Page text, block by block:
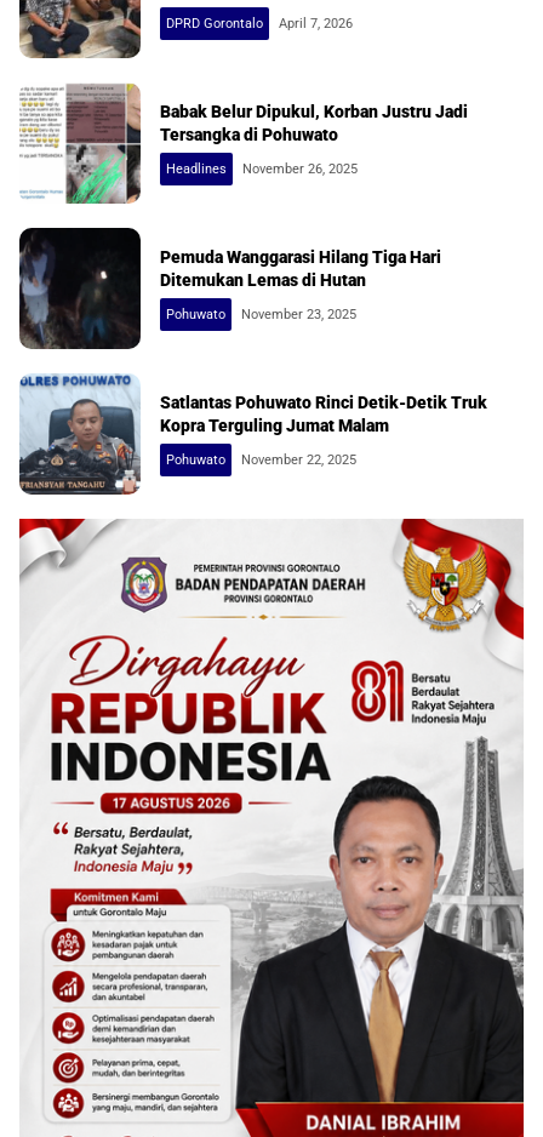
DPRD Gorontalo April 7, 2026
Babak Belur Dipukul, Korban Justru Jadi
Tersangka di Pohuwato
Headlines November 26, 2025
Pemuda Wanggarasi Hilang Tiga Hari
Ditemukan Lemas di Hutan
Pohuwato November 23, 2025
Satlantas Pohuwato Rinci Detik-Detik Truk
Kopra Terguling Jumat Malam
Pohuwato November 22, 2025